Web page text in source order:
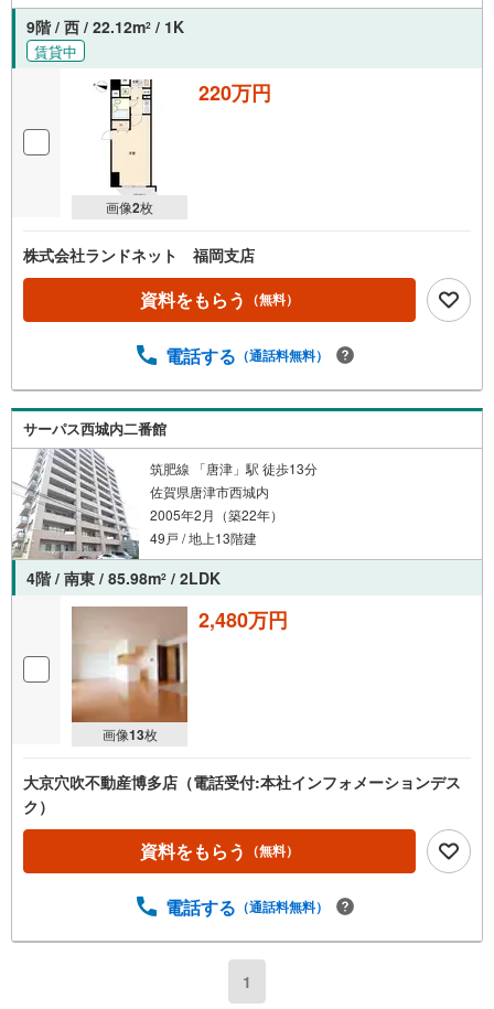
9階 / 西 / 22.12m2 / 1K
賃貸中
画像2枚
220万円
株式会社ランドネット 福岡支店
資料をもらう （無料）
電話する （通話料無料）
サーパス西城内二番館
筑肥線 「唐津」駅 徒歩13分
佐賀県唐津市西城内
2005年2月（築22年）
49戸 / 地上13階建
4階 / 南東 / 85.98m2 / 2LDK
画像13枚
2,480万円
大京穴吹不動産博多店（電話受付:本社インフォメーションデス
ク）
資料をもらう （無料）
電話する （通話料無料）
1